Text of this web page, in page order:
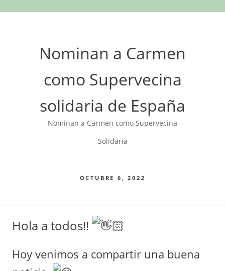
Nominan a Carmen
como Supervecina
solidaria de España
Nominan a Carmen como Supervecina
Solidaria
OCTUBRE 6, 2022
Hola a todos!!
Hoy venimos a compartir una buena